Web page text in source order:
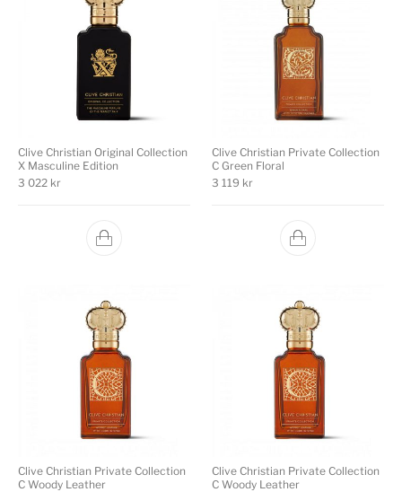
Clive Christian Original Collection
X Masculine Edition
3 022 kr
Clive Christian Private Collection
C Green Floral
3 119 kr
Clive Christian Private Collection
C Woody Leather
Clive Christian Private Collection
C Woody Leather